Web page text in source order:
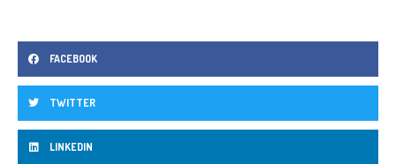
FACEBOOK
TWITTER
LINKEDIN